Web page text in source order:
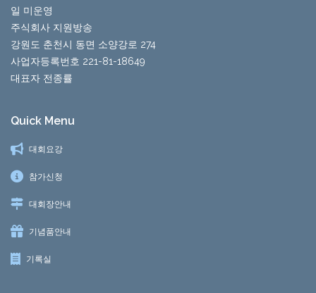
일 미운영
주식회사 지원방송
강원도 춘천시 동면 소양강로 274
사업자등록번호 221-81-18649
대표자 전종률
Quick Menu
대회요강
참가신청
대회장안내
기념품안내
기록실